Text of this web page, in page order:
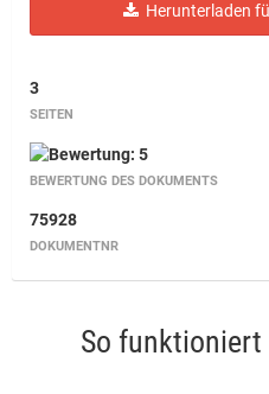
Herunterladen
3
SEITEN
BEWERTUNG DES DOKUMENTS
75928
DOKUMENTNR
So